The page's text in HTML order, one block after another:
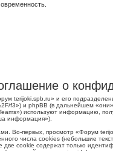
о
terijoki.spb.ru» и его
f3») и phpBB (в дальнейшем
используют информацию,
информация»).
Во-первых, просмотр «Форум
числа cookies (небольшие
cookie содержат только